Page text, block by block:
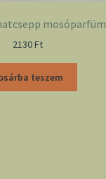
mosóparfüm
2130Ft
teszem